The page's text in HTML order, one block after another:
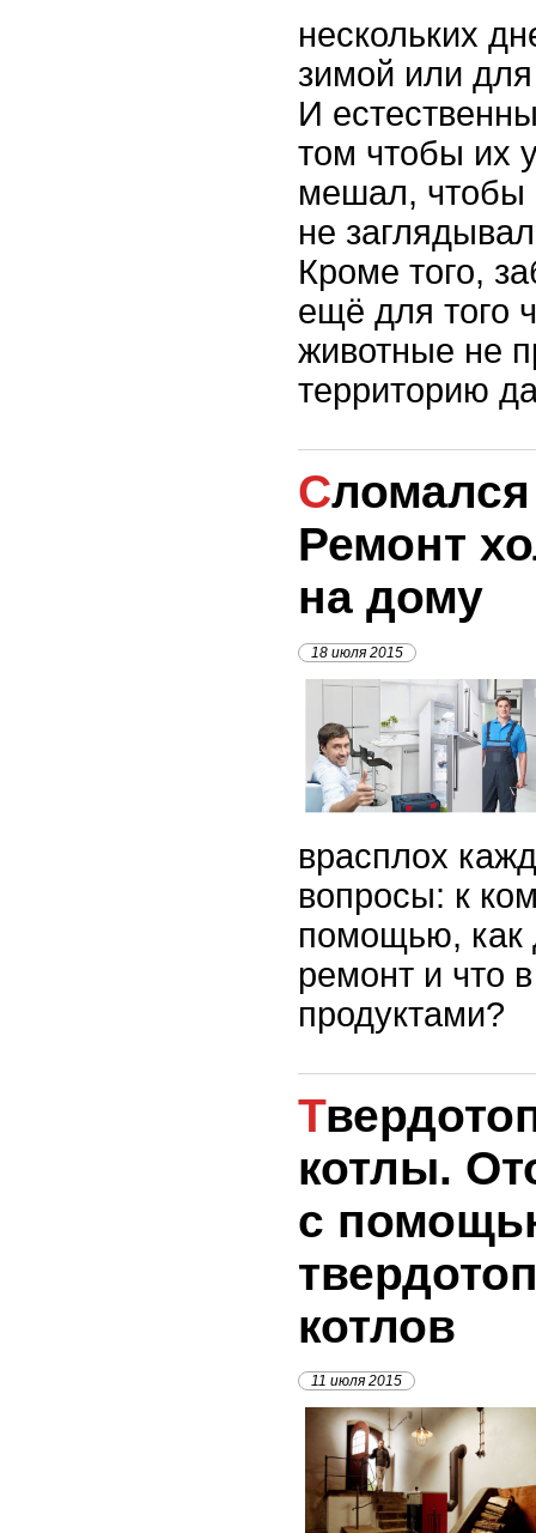
нескольких
зимой или
И
том чтобы их
мешал, чтобы
не
Кроме того,
ещё для того
животные не
территорию
Сломался холодильник.
Ремонт
на дому
18 июля 2015
врасплох
вопросы: к
помощью, как
ремонт и что
продуктами?
Твердотопливные
котлы.
с
котлов
11 июля 2015